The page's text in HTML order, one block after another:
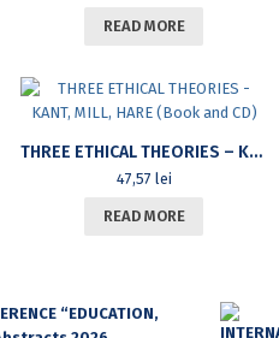
READ MORE
THREE ETHICAL THEORIES – KANT, MILL, HARE (BOOK AND CD)
47,57 lei
READ MORE
“EDUCATION,